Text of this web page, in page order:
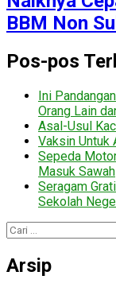
BBM Non
Pos-pos
Ini
Orang Lain
Asal-Usul
Vaksin Untuk
Sepeda
Masuk Sawah
Seragam
Sekolah
Cari
untuk:
Arsip